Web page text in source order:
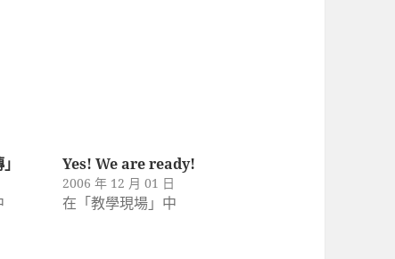
Yes! We are ready!
2006 年 12 月 01 日
在「教學現場」中